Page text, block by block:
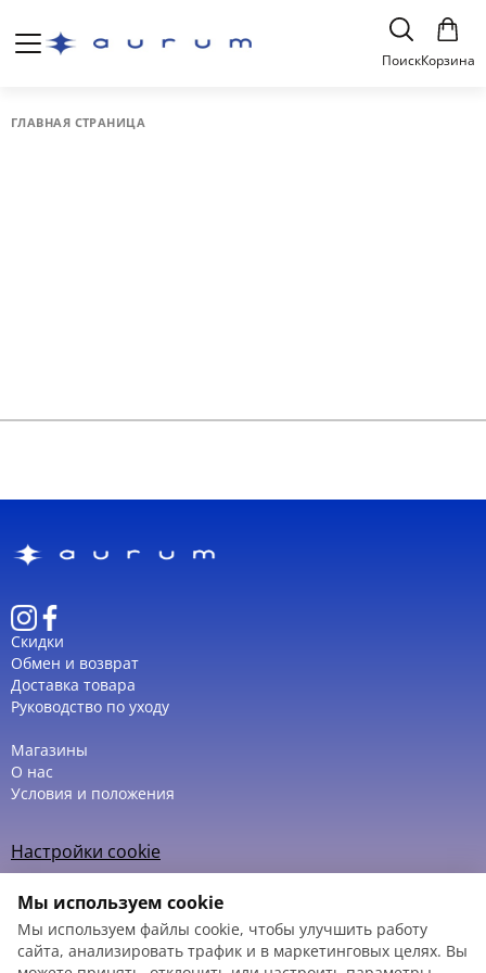
ПоискКорзина
ГЛАВНАЯ СТРАНИЦА
Скидки
Обмен и возврат
Доставка товара
Руководство по уходу
Магазины
О нас
Условия и положения
Настройки cookie
Мы используем cookie
Мы используем файлы cookie, чтобы улучшить работу
сайта, анализировать трафик и в маркетинговых целях. Вы